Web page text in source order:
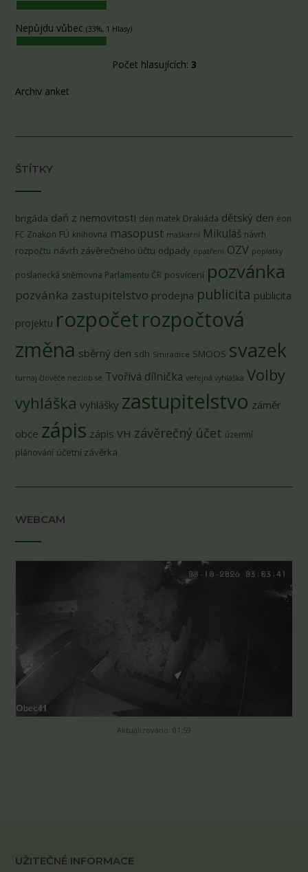
Nepůjdu vůbec (33%, 1 Hlasy)
Počet hlasujících: 3
Archiv anket
ŠTÍTKY
brigáda daň z nemovitosti den matek Drakiáda dětský den eon
FC Znakon FÚ knihovna masopust maškarní Mikuláš návrh
rozpočtu návrh závěrečného účtu odpady opatření OZV poplatky
poslanecká sněmovna Parlamentu ČR posvícení pozvánka
pozvánka zastupitelstvo prodejna publicita publicita
projektu rozpočetrozpočtová
změna sběrný den sdh Smiradice SMOOS svazek
turnaj člověče nezlob se Tvořivá dílnička veřejná vyhláška Volby
vyhláška vyhlášky zastupitelstvo záměr
obce zápis zápis VH závěrečný účet územní
plánování účetní závěrka
WEBCAM
Aktualizováno: 01:59
UŽITEČNÉ INFORMACE